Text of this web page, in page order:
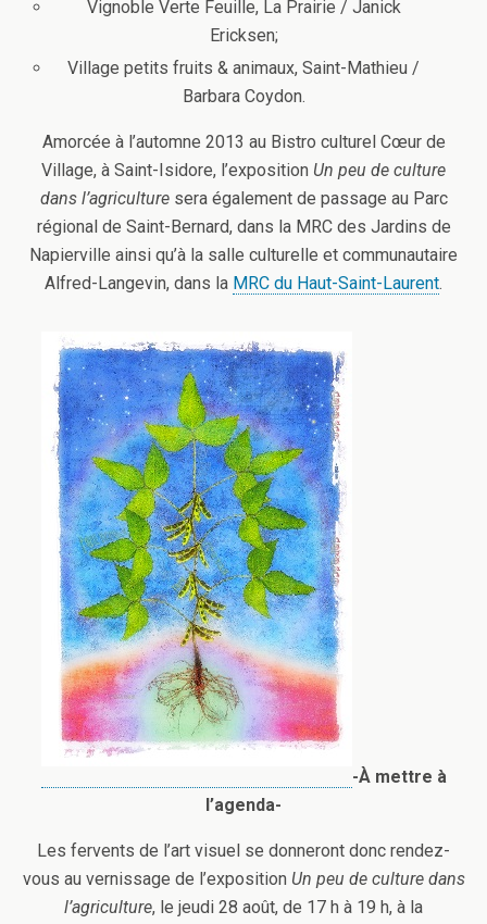
Vignoble Verte Feuille, La Prairie / Janick
Ericksen;
Village petits fruits & animaux, Saint-Mathieu /
Barbara Coydon.
Amorcée à l’automne 2013 au Bistro culturel Cœur de
Village, à Saint-Isidore, l’exposition Un peu de culture
dans l’agriculture sera également de passage au Parc
régional de Saint-Bernard, dans la MRC des Jardins de
Napierville ainsi qu’à la salle culturelle et communautaire
Alfred-Langevin, dans la MRC du Haut-Saint-Laurent.
-À mettre à
l’agenda-
Les fervents de l’art visuel se donneront donc rendez-
vous au vernissage de l’exposition Un peu de culture dans
l’agriculture, le jeudi 28 août, de 17 h à 19 h, à la